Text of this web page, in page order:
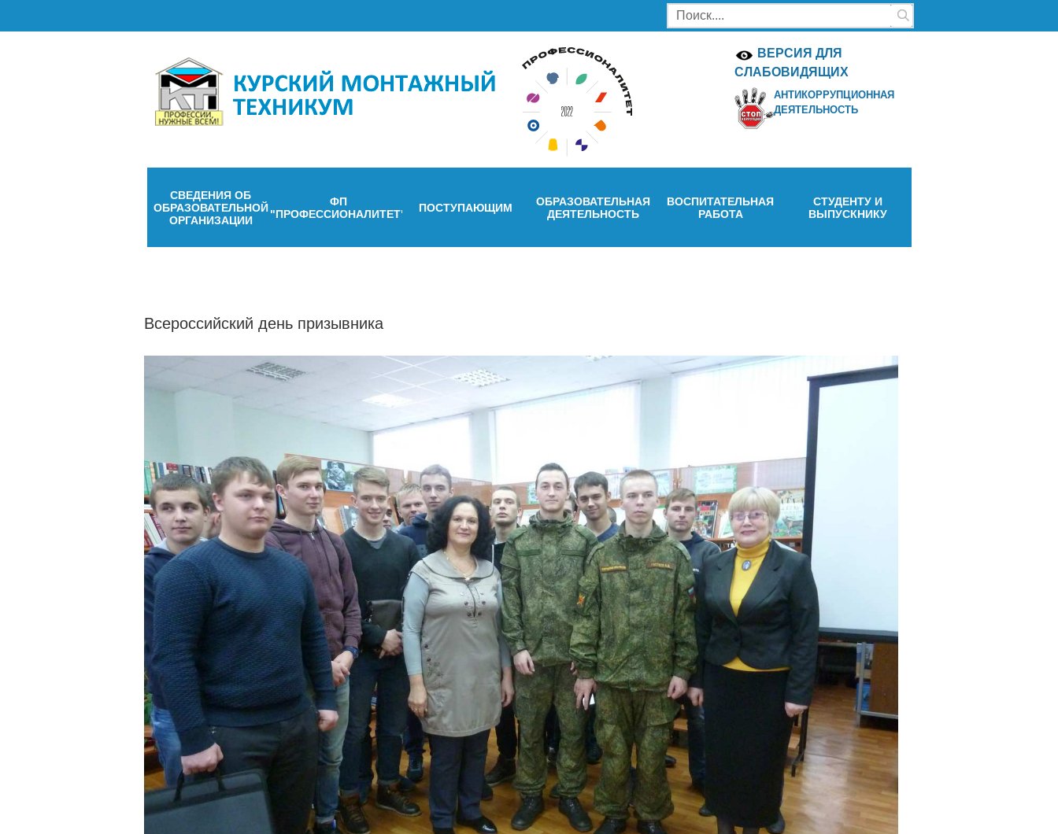
ВЕРСИЯ ДЛЯ
СЛАБОВИДЯЩИХ
АНТИКОРРУПЦИОННАЯ
ДЕЯТЕЛЬНОСТЬ
СВЕДЕНИЯ ОБ
ОБРАЗОВАТЕЛЬНОЙ
ОРГАНИЗАЦИИ
ФП
"ПРОФЕССИОНАЛИТЕТ"
ПОСТУПАЮЩИМ
ОБРАЗОВАТЕЛЬНАЯ
ДЕЯТЕЛЬНОСТЬ
ВОСПИТАТЕЛЬНАЯ
РАБОТА
СТУДЕНТУ И
ВЫПУСКНИКУ
Всероссийский день призывника